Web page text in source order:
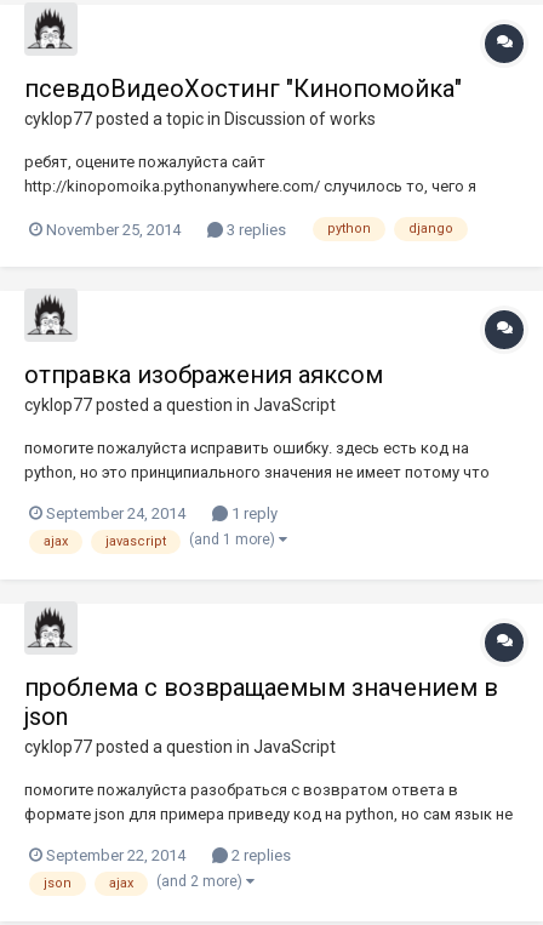
псевдоВидеоХостинг "Кинопомойка"
cyklop77posted a topic in Discussion of works
ребят, оцените пожалуйста сайт
http://kinopomoika.pythonanywhere.com/ случилось то, чего я
выводится не так много. где можно оптимизировать подскажите
November 25, 2014 3 replies python django
отправка изображения аяксом
cyklop77posted a question in JavaScript
помогите пожалуйста исправить ошибку. здесь есть код на
python, но это принципиального значения не имеет потому что
class="avatar_form" id="avatarForm"
action="http://localhost:8000/change_avatar/" method="POST"
September 24, 2014 1 reply
ajax javascript (and 1 more)
проблема с возвращаемым значением в
json
cyklop77posted a question in JavaScript
помогите пожалуйста разобраться с возвратом ответа в
формате json для примера приведу код на python, но сам язык не
возвращает значение undefined я делаю аякс-запрос:
$("#login_submit").click(function(event){ $.ajax({ url: "/check/", typ...
September 22, 2014 2 replies
json ajax (and 2 more)